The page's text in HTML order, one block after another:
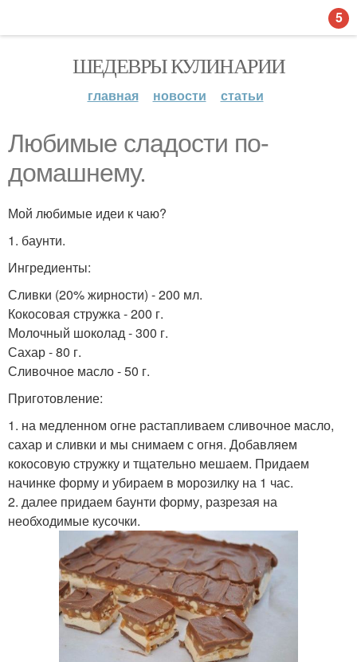
ШЕДЕВРЫ КУЛИНАРИИ
главная новости статьи
Любимые сладости по-
домашнему.
Мой любимые идеи к чаю?
1. баунти.
Ингредиенты:
Сливки (20% жирности) - 200 мл.
Кокосовая стружка - 200 г.
Молочный шоколад - 300 г.
Сахар - 80 г.
Сливочное масло - 50 г.
Приготовление:
1. на медленном огне растапливаем сливочное масло,
сахар и сливки и мы снимаем с огня. Добавляем
кокосовую стружку и тщательно мешаем. Придаем
начинке форму и убираем в морозилку на 1 час.
2. далее придаем баунти форму, разрезая на
необходимые кусочки.
5